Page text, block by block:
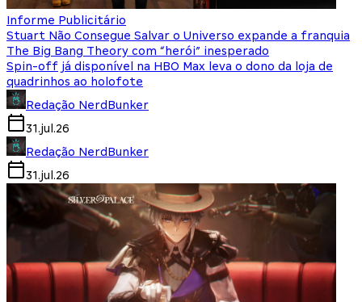
Informe Publicitário
Stuart Não Consegue Salvar o Universo expande a franquia
The Big Bang Theory com “herói” inesperado
Spin-off já disponível na HBO Max leva o dono da loja de
quadrinhos ao holofote
Redação NerdBunker
31.jul.26
Redação NerdBunker
31.jul.26